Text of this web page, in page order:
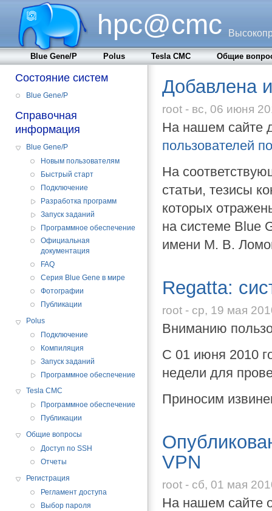
hpc@cmc
Blue Gene/P Polus Tesla CMC Общие
Состояние систем
Blue Gene/P
Справочная
информация
Blue Gene/P
Новым пользователям
Быстрый старт
Подключение
Разработка программ
Запуск заданий
Программное обеспечение
Официальная
документация
FAQ
Серия Blue Gene в мире
Фотографии
Публикации
Polus
Подключение
Компиляция
Запуск заданий
Программное обеспечение
Tesla CMC
Программное обеспечение
Публикации
Общие вопросы
Доступ по SSH
Отчеты
Регистрация
Регламент доступа
Выбор пароля
Добавлена
root - вс, 06 июня
На нашем сайте
пользователей
На
статьи, тезисы
которых
на системе Blue
имени М. В.
Regatta:
root - ср, 19 мая
Вниманию
С 01 июня 2010
недели для
Приносим
VPN
root - сб, 01 мая
На нашем сайте